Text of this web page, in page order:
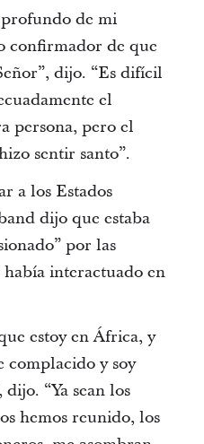
de mi
confirmador de que
dijo. “Es difícil
el
persona, pero el
sentir santo”.
a los Estados
dijo que estaba
por las
había interactuado en
estoy en África, y
complacido y soy
“Ya sean los
hemos reunido, los